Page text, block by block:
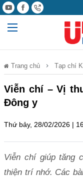
Trang chủ Tạp chí
Viễn chí – Vị
Đông y
Thứ bảy, 28/02/2026 |
Viễn chí giúp tăng
thiện trí nhớ. Các